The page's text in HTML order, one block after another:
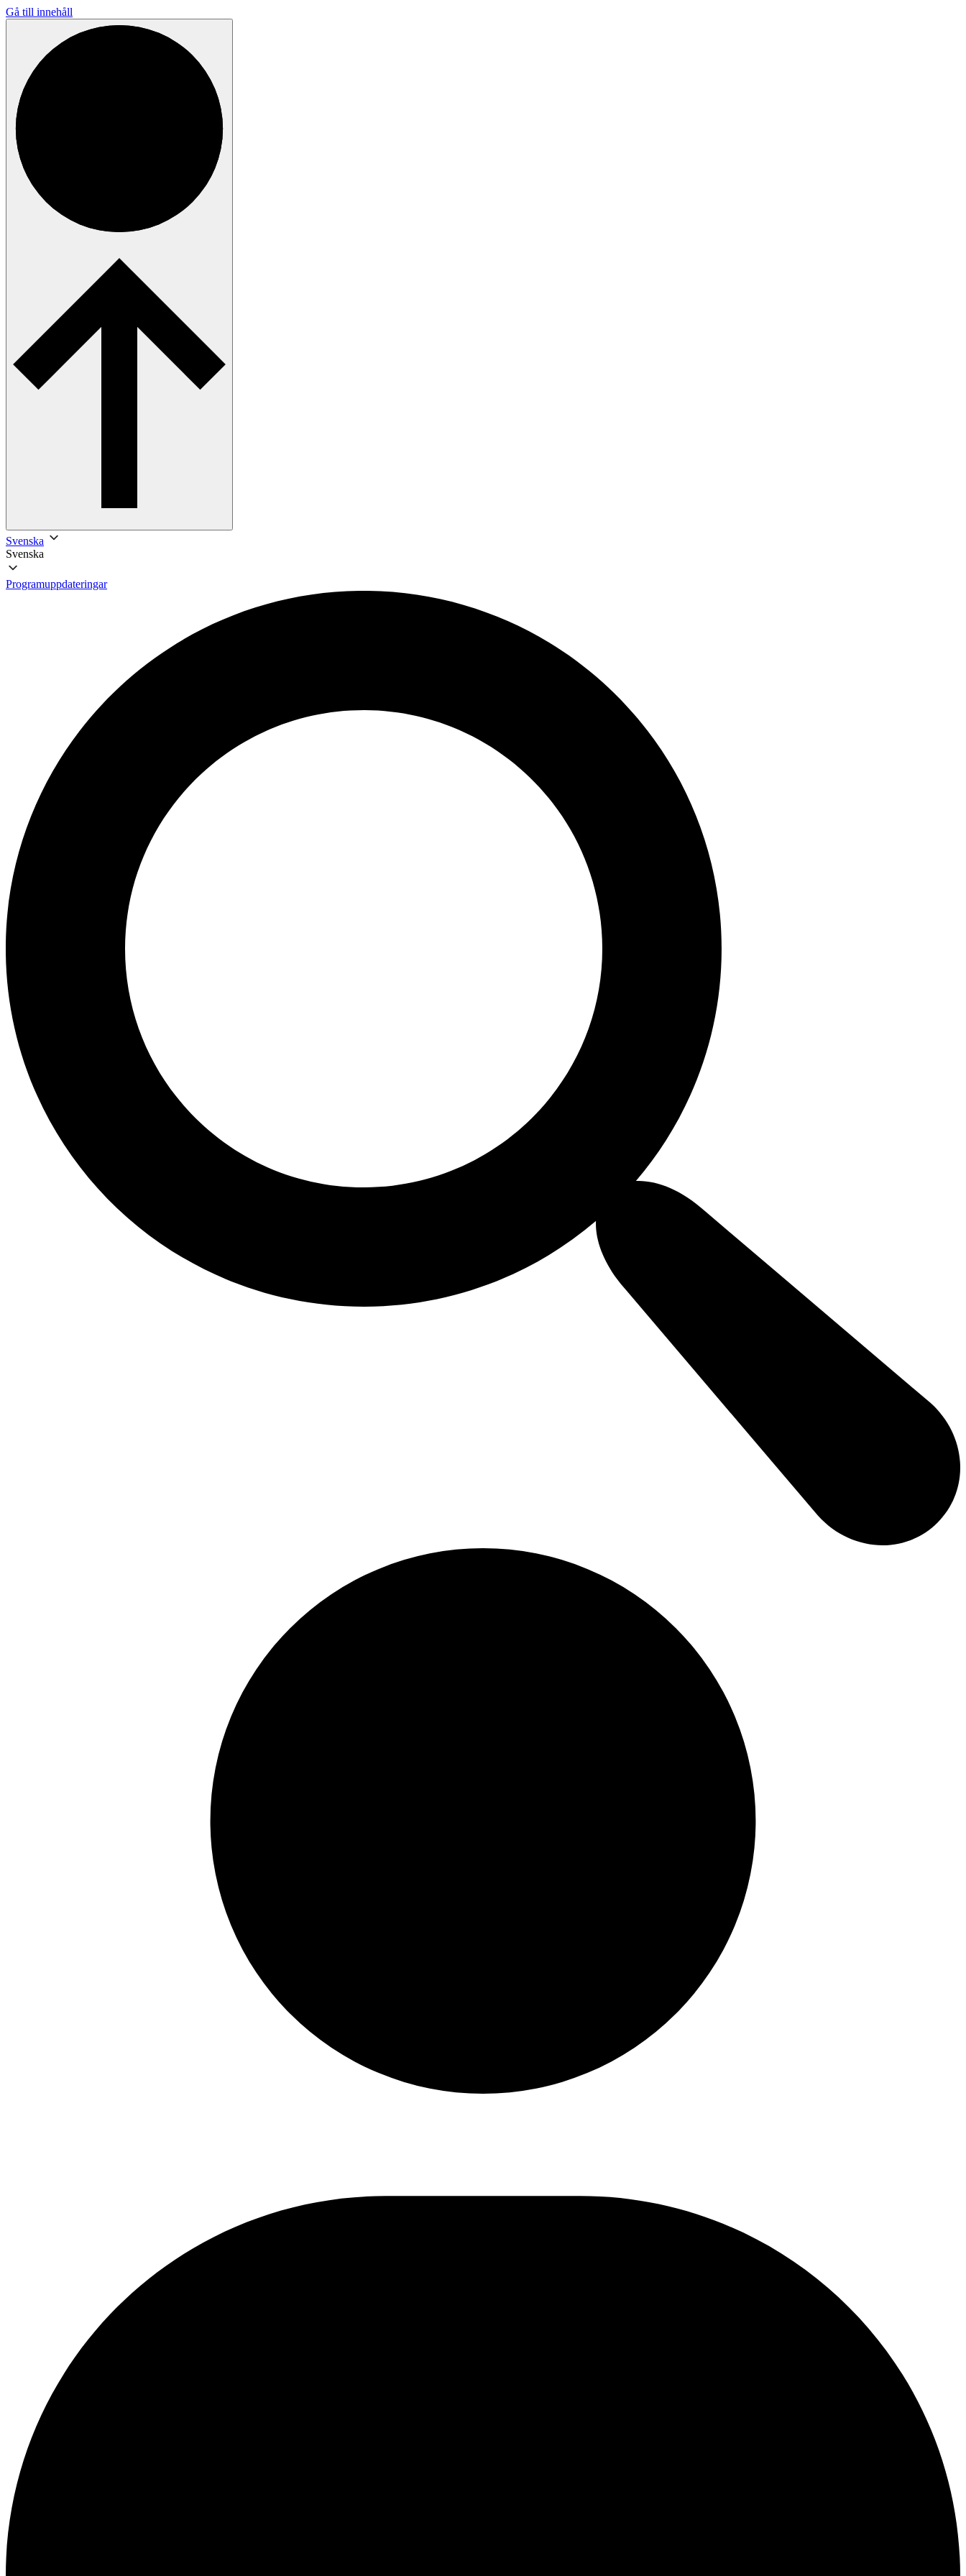
Gå till innehåll
Svenska
Svenska
Programuppdateringar